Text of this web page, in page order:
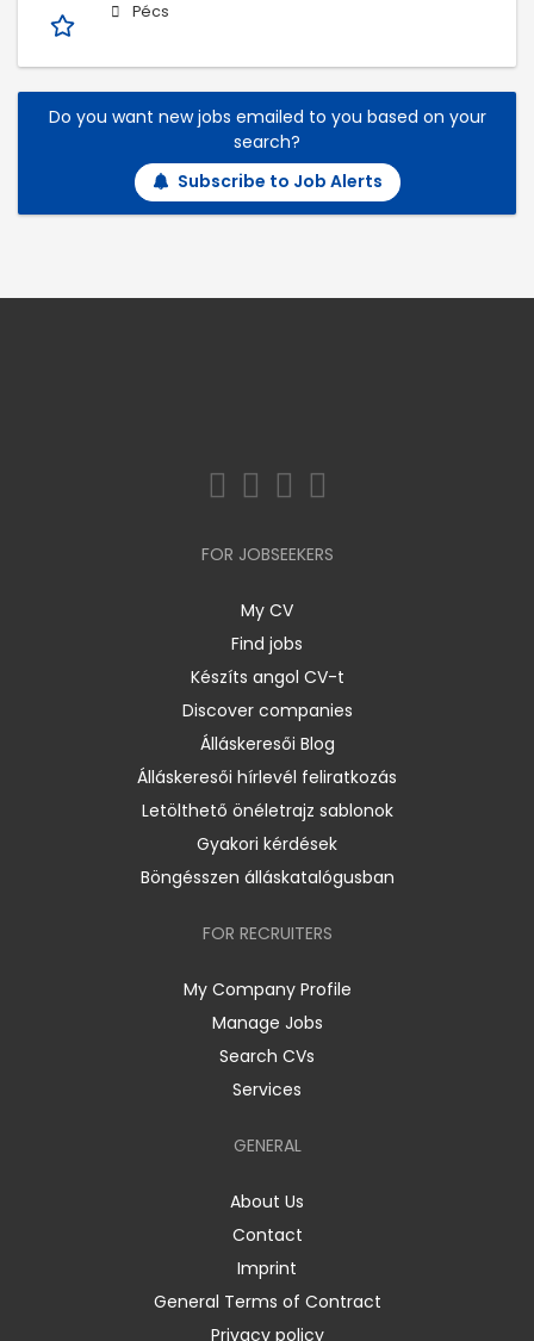
Pécs
Do you want new jobs emailed to you based on your
search?
Subscribe to Job Alerts
FOR JOBSEEKERS
My CV
Find jobs
Készíts angol CV-t
Discover companies
Álláskeresői Blog
Álláskeresői hírlevél feliratkozás
Letölthető önéletrajz sablonok
Gyakori kérdések
Böngésszen álláskatalógusban
FOR RECRUITERS
My Company Profile
Manage Jobs
Search CVs
Services
GENERAL
About Us
Contact
Imprint
General Terms of Contract
Privacy policy